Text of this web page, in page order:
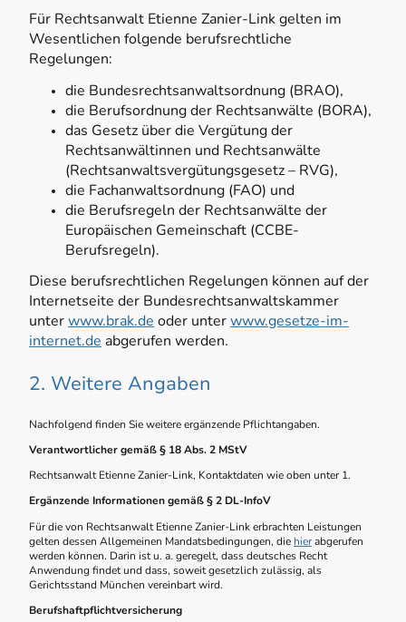
Für Rechtsanwalt Etienne Zanier-Link gelten im
Wesentlichen folgende berufsrechtliche
Regelungen:
die Bundesrechtsanwaltsordnung (BRAO),
die Berufsordnung der Rechtsanwälte (BORA),
das Gesetz über die Vergütung der
Rechtsanwältinnen und Rechtsanwälte
(Rechtsanwaltsvergütungsgesetz – RVG),
die Fachanwaltsordnung (FAO) und
die Berufsregeln der Rechtsanwälte der
Europäischen Gemeinschaft (CCBE-
Berufsregeln).
Diese berufsrechtlichen Regelungen können auf der
Internetseite der Bundesrechtsanwaltskammer
unterwww.brak.de oder unterwww.gesetze-im-
internet.de abgerufen werden.
2. Weitere Angaben
Nachfolgend finden Sie weitere ergänzende Pflichtangaben.
Verantwortlicher gemäß § 18 Abs. 2 MStV
Rechtsanwalt Etienne Zanier-Link, Kontaktdaten wie oben unter 1.
Ergänzende Informationen gemäß § 2 DL-InfoV
Für die von Rechtsanwalt Etienne Zanier-Link erbrachten Leistungen
gelten dessen Allgemeinen Mandatsbedingungen, die hierabgerufen
werden können. Darin ist u. a. geregelt, dass deutsches Recht
Anwendung findet und dass, soweit gesetzlich zulässig, als
Gerichtsstand München vereinbart wird.
Berufshaftpflichtversicherung